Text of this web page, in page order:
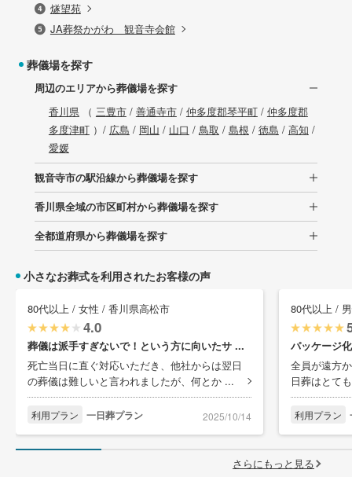
燧望苑
JA葬祭かがわ 観音寺会館
葬儀場を探す
周辺のエリアから葬儀場を探す
香川県（ 三豊市/ 善通寺市/ 仲多度郡琴平町/ 仲多度郡
多度津町）/ 広島 / 岡山 / 山口 / 鳥取 / 島根 / 徳島 / 高知 /
愛媛
観音寺市の駅沿線から葬儀場を探す
香川県全域の市区町村から葬儀場を探す
全都道府県から葬儀場を探す
小さなお葬式を利用されたお客様の声
80代以上 / 女性 / 香川県高松市
4.0
葬儀は派手すぎないで！という方に向いたサ ...
死亡当日に直ぐ対応いただき、他社からは翌日
の葬儀は難しいと言われましたが、何とか ...
利用プラン 一日葬プラン 2025/10/14
80代以上 /
パッケージ
全員が遠方
日葬はとて
利用プラン
さらにもっと見る